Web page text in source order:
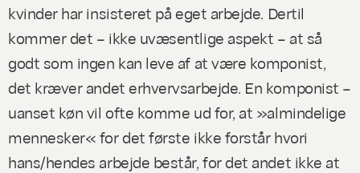
kvinder har insisteret på eget arbejde. Dertil
kommer det – ikke uvæsentlige aspekt – at så
godt som ingen kan leve af at være komponist,
det kræver andet erhvervsarbejde. En komponist –
uanset køn vil ofte komme ud for, at »almindelige
mennesker« for det første ikke forstår hvori
hans/hendes arbejde består, for det andet ikke at